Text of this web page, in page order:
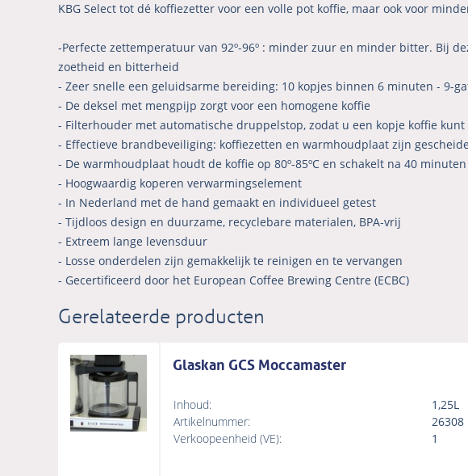
KBG Select tot dé koffiezetter voor een volle pot koffie, maar ook voor
-Perfecte zettemperatuur van 92º-96º : minder zuur en minder bitter. Bij
zoetheid en bitterheid
- Zeer snelle een geluidsarme bereiding: 10 kopjes binnen 6 minuten - 9-
- De deksel met mengpijp zorgt voor een homogene koffie
- Filterhouder met automatische druppelstop, zodat u een kopje koffie
- Effectieve brandbeveiliging: koffiezetten en warmhoudplaat zijn
- De warmhoudplaat houdt de koffie op 80º-85ºC en schakelt na 40
- Hoogwaardig koperen verwarmingselement
- In Nederland met de hand gemaakt en individueel getest
- Tijdloos design en duurzame, recyclebare materialen, BPA-vrij
- Extreem lange levensduur
- Losse onderdelen zijn gemakkelijk te reinigen en te vervangen
- Gecertificeerd door het European Coffee Brewing Centre (ECBC)
Gerelateerde producten
Glaskan GCS Moccamaster
Inhoud:
1,25L
Artikelnummer:
26308
Verkoopeenheid (VE):
1